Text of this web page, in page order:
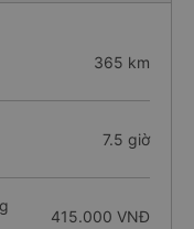
365 km
7.5 giờ
415.000 VNĐ